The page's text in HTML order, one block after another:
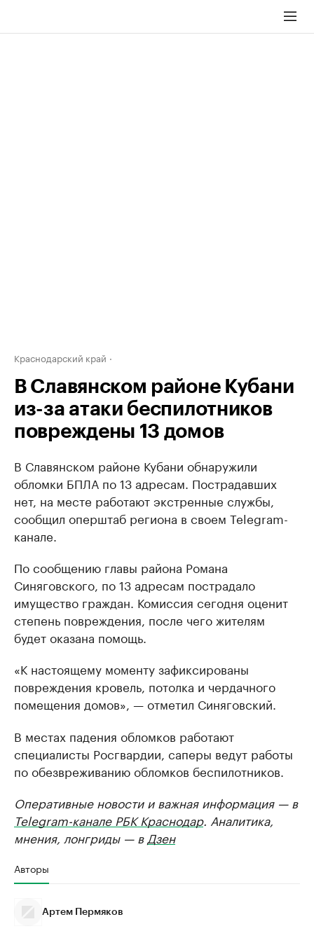
Краснодарский край
В Славянском районе Кубани
из-за атаки беспилотников
повреждены 13 домов
В Славянском районе Кубани обнаружили
обломки БПЛА по 13 адресам. Пострадавших
нет, на месте работают экстренные службы,
сообщил оперштаб региона в своем Telegram-
канале.
По сообщению главы района Романа
Синяговского, по 13 адресам пострадало
имущество граждан. Комиссия сегодня оценит
степень повреждения, после чего жителям
будет оказана помощь.
«К настоящему моменту зафиксированы
повреждения кровель, потолка и чердачного
помещения домов», — отметил Синяговский.
В местах падения обломков работают
специалисты Росгвардии, саперы ведут работы
по обезвреживанию обломков беспилотников.
Оперативные новости и важная информация — в
Telegram-канале РБК Краснодар. Аналитика,
мнения, лонгриды — в Дзен
Авторы
Артем Пермяков